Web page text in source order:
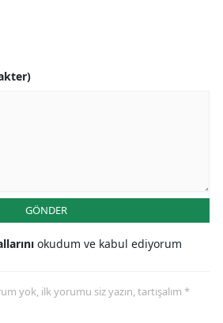
GÖNDER
okudum ve kabul ediyorum
yok, ilk yorumu siz yazın, tartışalım *